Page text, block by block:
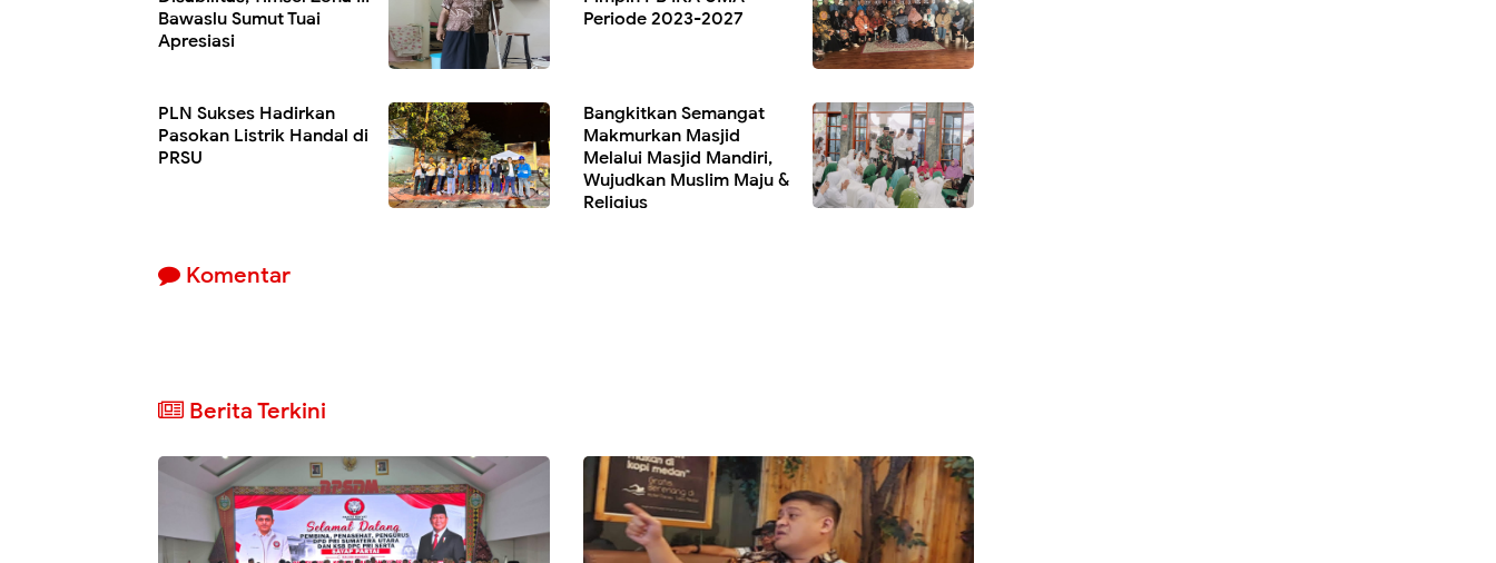
Bawaslu Sumut Tuai
Apresiasi
Periode 2023-2027
PLN Sukses Hadirkan
Pasokan Listrik Handal di
PRSU
Bangkitkan Semangat
Makmurkan Masjid
Melalui Masjid Mandiri,
Wujudkan Muslim Maju &
Religius
Komentar
Berita Terkini